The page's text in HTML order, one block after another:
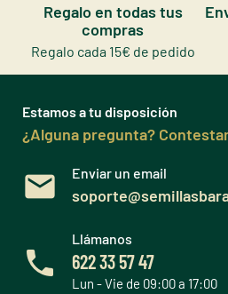
Regalo en todas tus
compras
Regalo cada 15€ de pedido
Estamos a tu disposición
¿Alguna pregunta?
Enviar un email
Llámanos
622 33 57 47
Lun - Vie de 09:00 a 17:00